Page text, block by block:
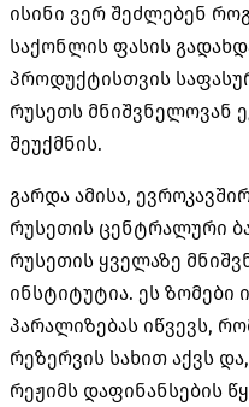
ისინი ვერ შეძლებენ
საქონლის ფასის
პროდუქტისთვის
რუსეთს მნიშვნელოვან
შეუქმნის.
გარდა ამისა,
რუსეთის ცენტრალური
რუსეთის ყველაზე
ინსტიტუტია. ეს
პარალიზებას იწვევს,
რეზერვის სახით აქვს
რეჟიმს დაფინანსების